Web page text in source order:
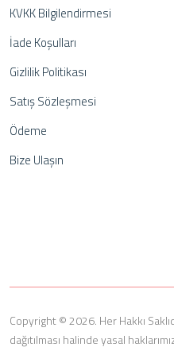
KVKK Bilgilendirmesi
İade Koşulları
Gizlilik Politikası
Satış Sözleşmesi
Ödeme
Bize Ulaşın
Copyright © 2026. Her Hakkı
dağıtılması halinde yasal